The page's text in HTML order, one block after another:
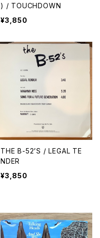
) / TOUCHDOWN
¥3,850
THE B-52’S / LEGAL TE
NDER
¥3,850